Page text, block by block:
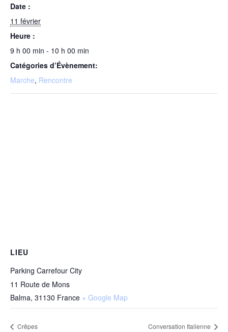
Date :
11 février
Heure :
9 h 00 min - 10 h 00 min
Catégories d’Évènement:
Marche, Rencontre
LIEU
Parking Carrefour City
11 Route de Mons
Balma, 31130 France + Google Map
Crêpes Conversation Italienne